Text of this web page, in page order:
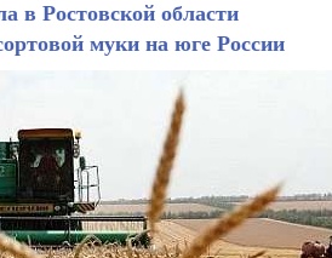
в Ростовской области
муки на юге России